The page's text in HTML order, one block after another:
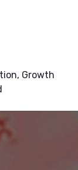
Growth